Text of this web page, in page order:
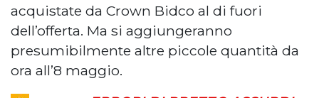
acquistate da Crown Bidco al di fuori
dell’offerta. Ma si aggiungeranno
presumibilmente altre piccole quantità da
ora all’8 maggio.